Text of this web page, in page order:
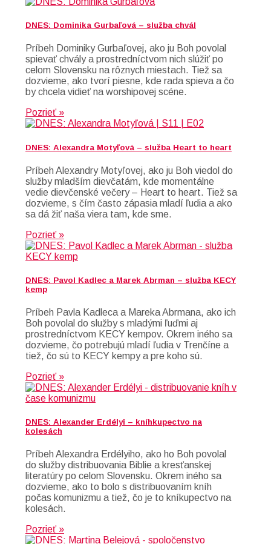
DNES: Dominika Gurbaľová – služba chvál
Príbeh Dominiky Gurbaľovej, ako ju Boh povolal
spievať chvály a prostredníctvom nich slúžiť po
celom Slovensku na rôznych miestach. Tiež sa
dozvieme, ako tvorí piesne, kde rada spieva a čo
by chcela vidieť na worshipovej scéne.
Pozrieť »
DNES: Alexandra Motyľová – služba Heart to heart
Príbeh Alexandry Motyľovej, ako ju Boh viedol do
služby mladším dievčatám, kde momentálne
vedie dievčenské večery – Heart to heart. Tiež sa
dozvieme, s čím často zápasia mladí ľudia a ako
sa dá žiť naša viera tam, kde sme.
Pozrieť »
DNES: Pavol Kadlec a Marek Abrman – služba KECY
kemp
Príbeh Pavla Kadleca a Mareka Abrmana, ako ich
Boh povolal do služby s mladými ľuďmi aj
prostredníctvom KECY kempov. Okrem iného sa
dozvieme, čo potrebujú mladí ľudia v Trenčíne a
tiež, čo sú to KECY kempy a pre koho sú.
Pozrieť »
DNES: Alexander Erdélyi – kníhkupectvo na
kolesách
Príbeh Alexandra Erdélyiho, ako ho Boh povolal
do služby distribuovania Biblie a kresťanskej
literatúry po celom Slovensku. Okrem iného sa
dozvieme, ako to bolo s distribuovaním kníh
počas komunizmu a tiež, čo je to kníkupectvo na
kolesách.
Pozrieť »